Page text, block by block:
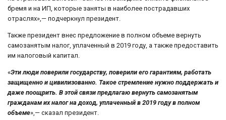
бремя и на ИП, которые заняты в наиболее пострадавших
отраслях»,— подчеркнул президент.
Также президент внес предложение в полном объеме вернуть
самозанятым налог, уплаченный в 2019 году, а также предоставить
им налоговый капитал.
«Эти люди поверили государству, поверили его гарантиям, работать
защищенно и цивилизованно. Такое стремление нужно поддержать и
даже поощрить. В этой связи предлагаю вернуть самозанятым
гражданам их налог на доход, уплаченный в 2019 году в полном
объеме»,— сказал президент.